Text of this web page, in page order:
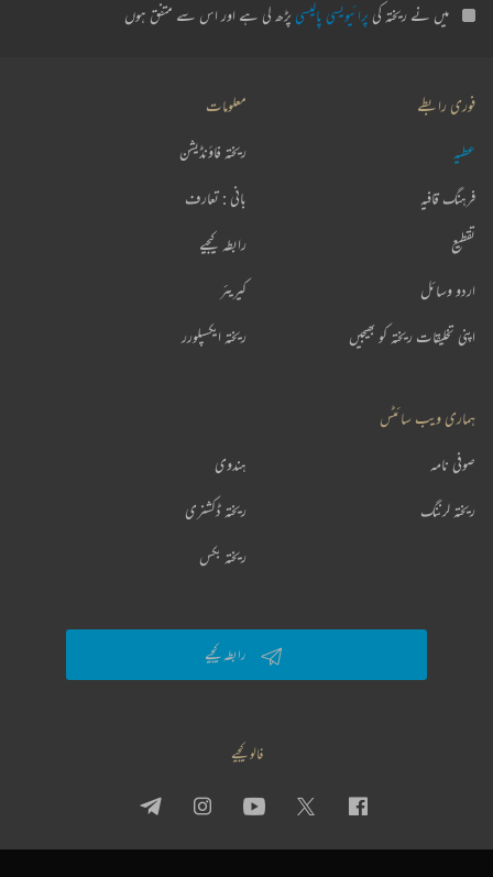
میں نے ریختہ کی پرائیویسی پالیسی پڑھ لی ہے اور اس سے متفق ہوں
فوری رابطے
عطیہ
فرہنگ قافیہ
تقطیع
اردو وسائل
اپنی تخلیقات ریختہ کو بھیجیں
معلومات
ریختہ فاؤنڈیشن
بانی : تعارف
رابطہ کیجیے
کیریئر
ریختہ ایکسپلورر
ہماری ویب سائٹس
ہندوی صوفی نامہ
ریختہ ڈکشنری ریختہ لرننگ
ریختہ بکس
رابطہ کیجیے
فالو کیجیے